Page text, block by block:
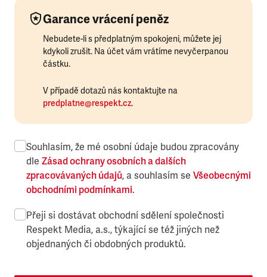
Garance vrácení peněz
Nebudete-li s předplatným spokojeni, můžete jej
kdykoli zrušit. Na účet vám vrátíme nevyčerpanou
částku.
V případě dotazů nás kontaktujte na
predplatne@respekt.cz.
Souhlasím, že mé osobní údaje budou zpracovány
dle Zásad ochrany osobních a dalších
zpracovávaných údajů, a souhlasím se Všeobecnými
obchodními podmínkami.
Přeji si dostávat obchodní sdělení společnosti
Respekt Media, a.s., týkající se též jiných než
objednaných či obdobných produktů.